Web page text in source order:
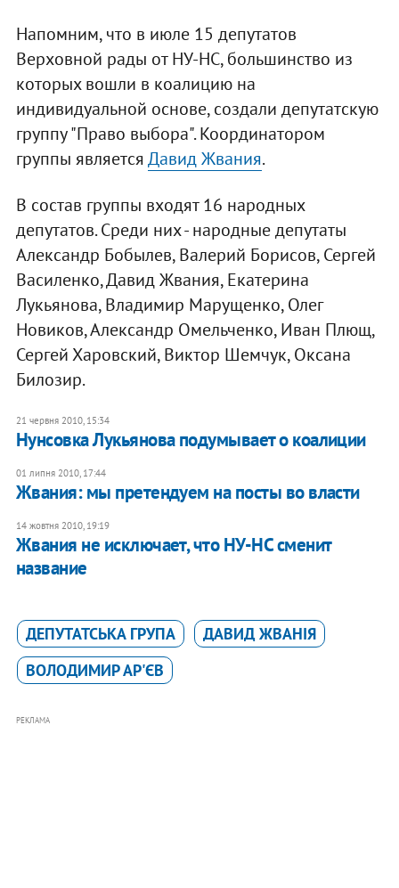
Напомним, что в июле 15 депутатов
Верховной рады от НУ-НС, большинство из
которых вошли в коалицию на
индивидуальной основе, создали депутатскую
группу "Право выбора". Координатором
группы являетсяДавид Жвания.
В состав группы входят 16 народных
депутатов. Среди них - народные депутаты
Александр Бобылев, Валерий Борисов, Сергей
Василенко, Давид Жвания, Екатерина
Лукьянова, Владимир Марущенко, Олег
Новиков, Александр Омельченко, Иван Плющ,
Сергей Харовский, Виктор Шемчук, Оксана
Билозир.
21 червня 2010, 15:34
Нунсовка Лукьянова подумывает о коалиции
01 липня 2010, 17:44
Жвания: мы претендуем на посты во власти
14 жовтня 2010, 19:19
Жвания не исключает, что НУ-НС сменит
название
ДЕПУТАТСЬКА ГРУПА
ДАВИД ЖВАНІЯ
ВОЛОДИМИР АР'ЄВ
РЕКЛАМА